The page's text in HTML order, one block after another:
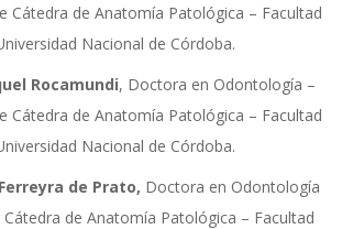
Cátedra de Anatomía Patológica – Facultad
Nacional de Córdoba.
Rocamundi, Doctora en Odontología –
Cátedra de Anatomía Patológica – Facultad
Nacional de Córdoba.
de Prato, Doctora en Odontología
de Anatomía Patológica – Facultad